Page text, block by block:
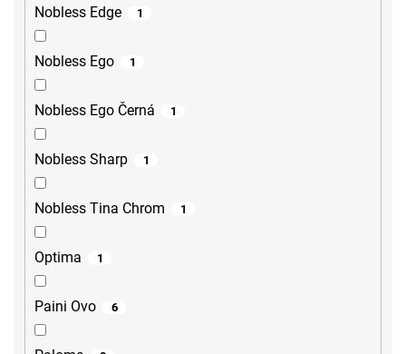
Nobless Edge 1
Nobless Ego 1
Nobless Ego Černá 1
Nobless Sharp 1
Nobless Tina Chrom 1
Optima 1
Paini Ovo 6